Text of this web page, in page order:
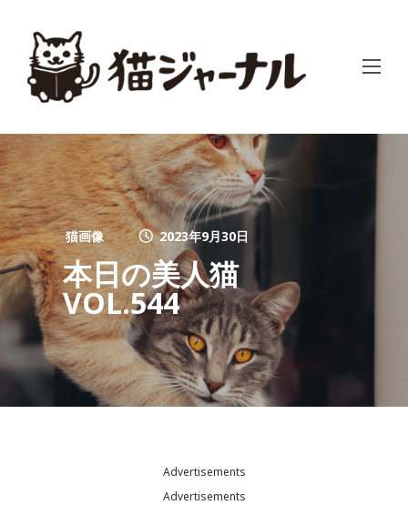
猫画像 2023年9月30日
本日の美人猫
VOL.544
Advertisements
Advertisements